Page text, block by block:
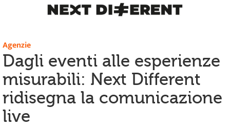
Agenzie
Dagli eventi alle esperienze
misurabili: Next Different
ridisegna la comunicazione
live